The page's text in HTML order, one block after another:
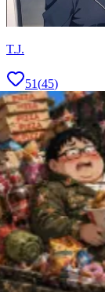
T.J.
51(45)